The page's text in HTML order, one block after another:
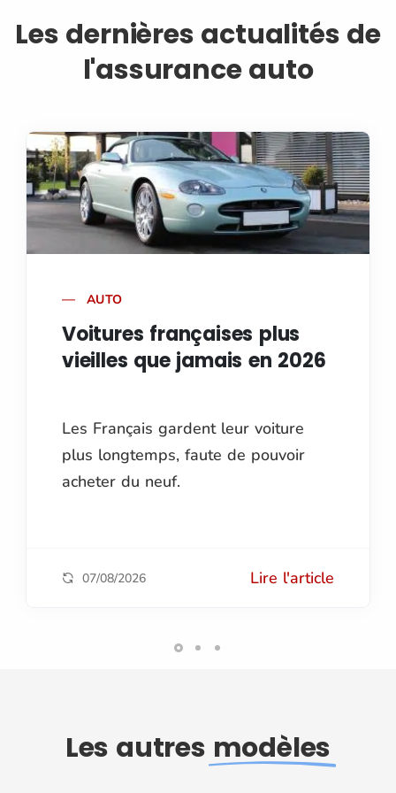
Les dernières actualités de
l'assurance auto
AUTO
Voitures françaises plus
vieilles que jamais en 2026
Les Français gardent leur voiture
plus longtemps, faute de pouvoir
acheter du neuf.
07/08/2026 Lire l'article
Les autres modèles